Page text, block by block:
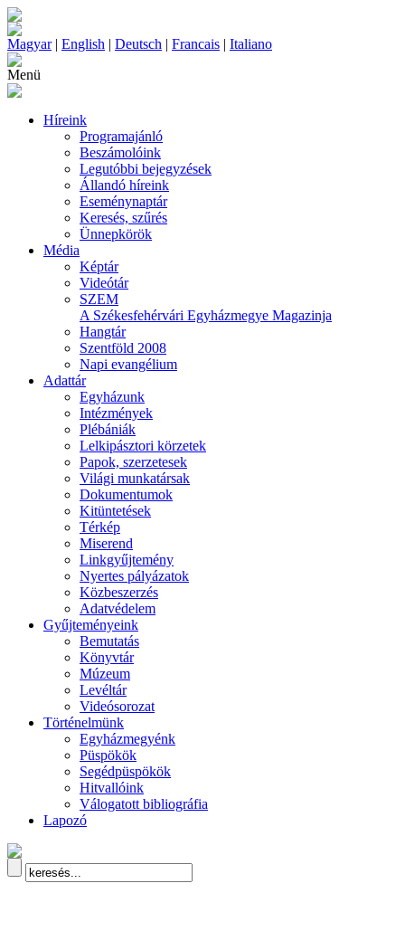
Magyar| English | Deutsch | Francais | Italiano
Menü
Híreink
Programajánló
Beszámolóink
Legutóbbi bejegyzések
Állandó híreink
Eseménynaptár
Keresés, szűrés
Ünnepkörök
Média
Képtár
Videótár
SZEM
A Székesfehérvári Egyházmegye Magazinja
Hangtár
Szentföld 2008
Napi evangélium
Adattár
Egyházunk
Intézmények
Plébániák
Lelkipásztori körzetek
Papok, szerzetesek
Világi munkatársak
Dokumentumok
Kitüntetések
Térkép
Miserend
Linkgyűjtemény
Nyertes pályázatok
Közbeszerzés
Adatvédelem
Gyűjteményeink
Bemutatás
Könyvtár
Múzeum
Levéltár
Videósorozat
Történelmünk
Egyházmegyénk
Püspökök
Segédpüspökök
Hitvallóink
Válogatott bibliográfia
Lapozó